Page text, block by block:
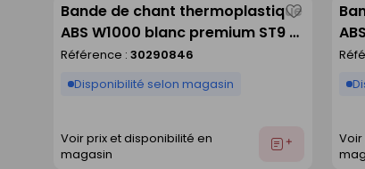
Bande de chant thermoplastique
ABS W1000 blanc premium ST9 -
23X0,8mm rouleau de 75m
Référence : 30290846
Disponibilité selon magasin
Voir prix et disponibilité en
magasin
Ajouter
comme
de